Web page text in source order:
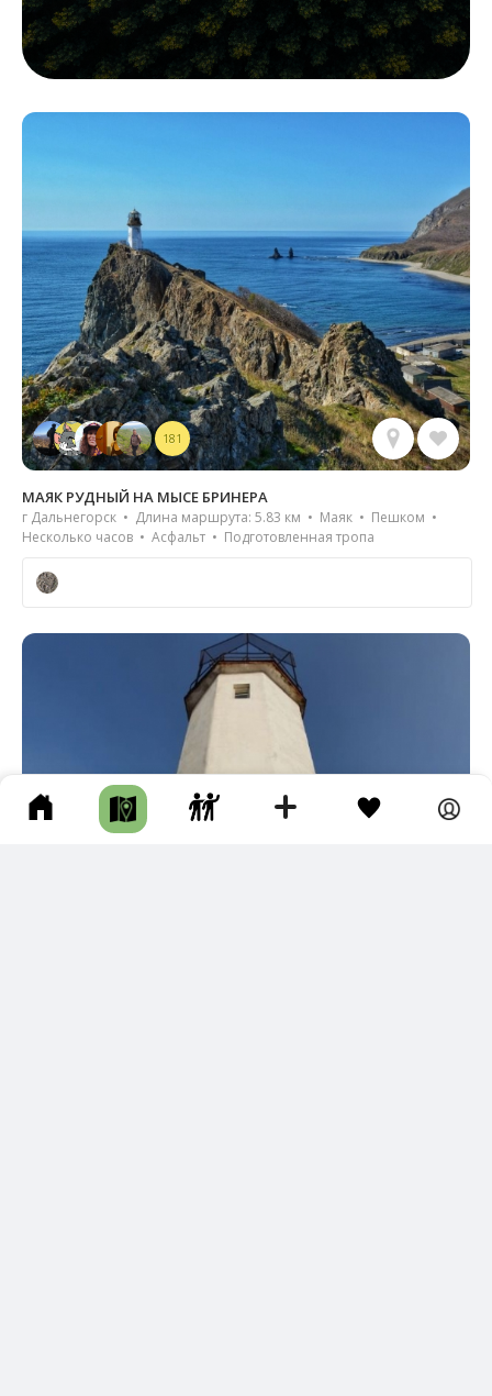
181
МАЯК РУДНЫЙ НА МЫСЕ БРИНЕРА
г Дальнегорск • Длина маршрута: 5.83 км • Маяк • Пешком •
Несколько часов • Асфальт • Подготовленная тропа